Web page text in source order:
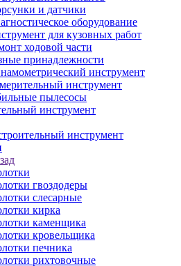
и датчики
оборудование
для кузовных работ
ходовой части
принадлежности
инструмент
инструмент
пылесосы
инструмент
инструмент
гвоздодеры
слесарные
кирка
каменщика
кровельщика
печника
рихтовочные